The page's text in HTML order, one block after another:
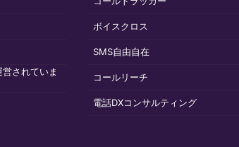
されていま
ボイスクロス
SMS自由自在
コールリーチ
電話DXコンサルティング